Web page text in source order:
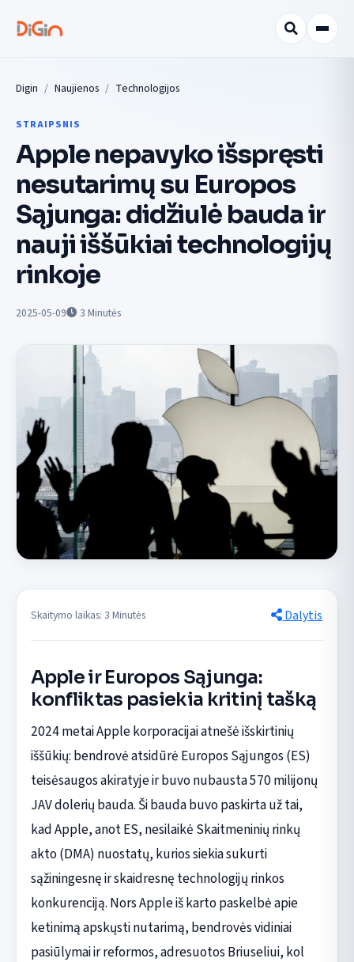
Digin Naujienos Technologijos
STRAIPSNIS
Apple nepavyko išspręsti
nesutarimų su Europos
Sąjunga: didžiulė bauda ir
nauji iššūkiai technologijų
rinkoje
2025-05-09 3 Minutės
Skaitymo laikas: 3 Minutės Dalytis
Apple ir Europos Sąjunga:
konfliktas pasiekia kritinį tašką
2024 metai Apple korporacijai atnešė išskirtinių
iššūkių: bendrovė atsidūrė Europos Sąjungos (ES)
teisėsaugos akiratyje ir buvo nubausta 570 milijonų
JAV dolerių bauda. Ši bauda buvo paskirta už tai,
kad Apple, anot ES, nesilaikė Skaitmeninių rinkų
akto (DMA) nuostatų, kurios siekia sukurti
sąžiningesnę ir skaidresnę technologijų rinkos
konkurenciją. Nors Apple iš karto paskelbė apie
ketinimą apskųsti nutarimą, bendrovės vidiniai
pasiūlymai ir reformos, adresuotos Briuseliui, kol